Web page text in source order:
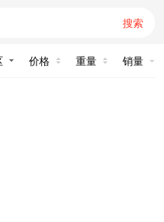
搜索
价格 重量 销量